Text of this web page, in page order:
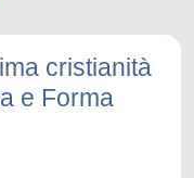
cristianità
e Forma